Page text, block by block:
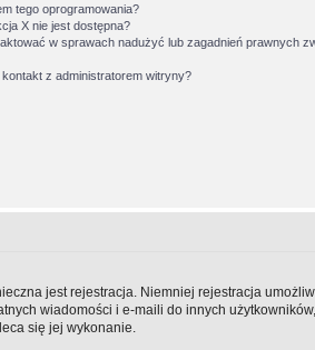
tego oprogramowania?
X nie jest dostępna?
w sprawach nadużyć lub zagadnień prawnych
z administratorem witryny?
jest rejestracja. Niemniej rejestracja
wiadomości i e-maili do innych użytkowników,
się jej wykonanie.